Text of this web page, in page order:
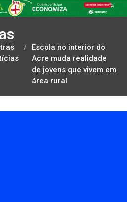
/
Escola no interior do
Acre muda realidade
de jovens que vivem em
área rural